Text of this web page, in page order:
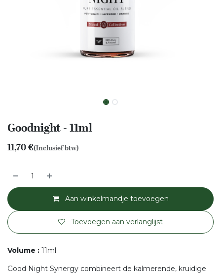
Goodnight - 11ml
11,70€(Inclusief btw)
Aan winkelmandje toevoegen
Toevoegen aan verlanglijst
Volume : 11ml
Good Night Synergy combineert de kalmerende, kruidige